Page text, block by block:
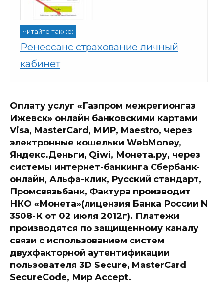
Читайте также:
Ренессанс страхование личный
кабинет
Оплату услуг «Газпром межрегионгаз
Ижевск» онлайн банковскими картами
Visa, MasterCard, МИР, Maestro, через
электронные кошельки WebMoney,
Яндекс.Деньги, Qiwi, Монета.ру, через
системы интернет-банкинга Сбербанк-
онлайн, Альфа-клик, Русский стандарт,
Промсвязьбанк, Фактура производит
НКО «Монета»(лицензия Банка России N
3508-К от 02 июля 2012г). Платежи
производятся по защищенному каналу
связи с использованием систем
двухфакторной аутентификации
пользователя 3D Secure, MasterCard
SecureCode, Мир Accept.